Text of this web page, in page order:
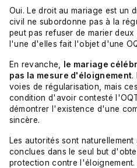
Oui. Le droit au mariage est un
civil ne subordonne pas à la
peut pas refuser de marier
l'une d'elles fait l'objet d'une
En revanche,
le mariage
pas la mesure d'éloignement.
voies de régularisation, mais
condition d'avoir contesté
démontrer l'existence d'une
sincère.
Les autorités sont
conclues dans le seul but
protection contre